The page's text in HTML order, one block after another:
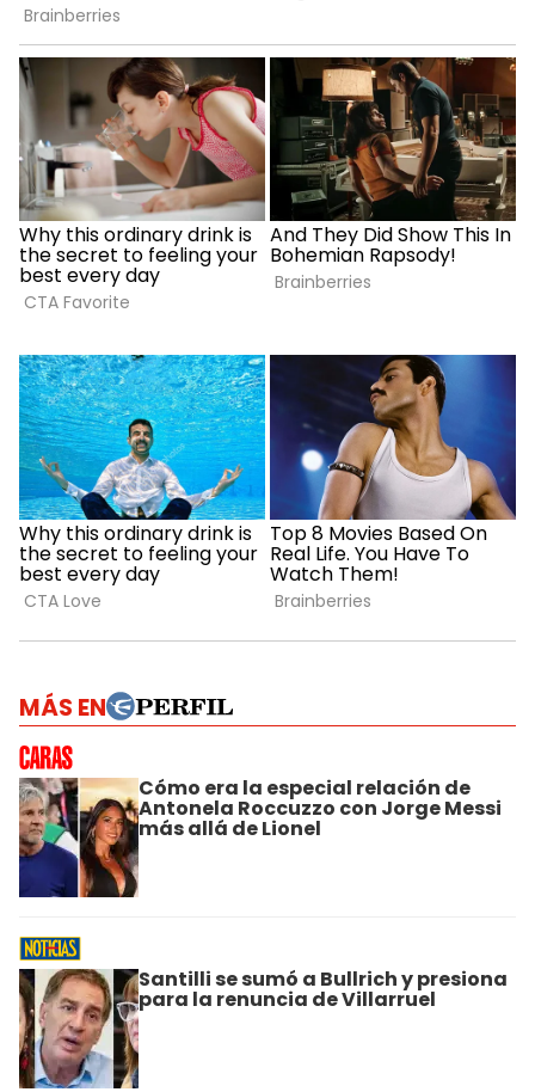
MÁS EN
Cómo era la especial relación de
Antonela Roccuzzo con Jorge Messi
más allá de Lionel
Santilli se sumó a Bullrich y presiona
para la renuncia de Villarruel